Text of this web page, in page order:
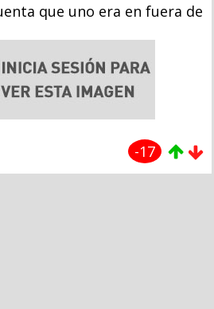
que uno era en fuera de
-17